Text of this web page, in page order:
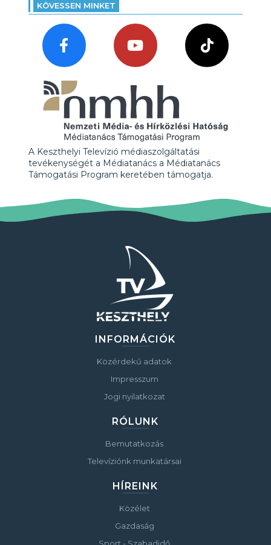
KÖVESSEN MINKET
A Keszthelyi Televízió médiaszolgáltatási
tevékenységét a Médiatanács a Médiatanács
Támogatási Program keretében támogatja.
INFORMÁCIÓK
Közérdekű adatok
Impresszum
Jogi nyilatkozat
RÓLUNK
Bemutatkozás
Televíziónk munkatársai
HÍREINK
Közélet
Gazdaság